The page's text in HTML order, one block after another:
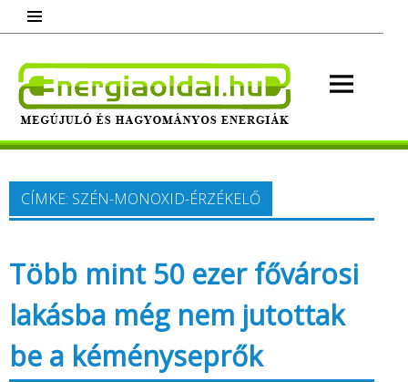
content
Megújuló és hagyományos energiák.
Minden, ami energia!
CÍMKE: SZÉN-MONOXID-ÉRZÉKELŐ
Több mint 50 ezer fővárosi
lakásba még nem jutottak
be a kéményseprők